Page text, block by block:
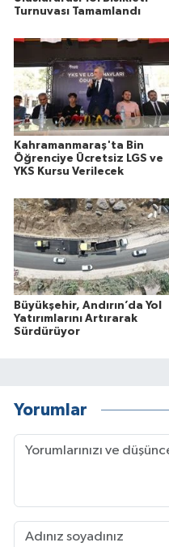
Turnuvası Tamamlandı
Kahramanmaraş'ta Bin
Öğrenciye Ücretsiz LGS ve
YKS Kursu Verilecek
Büyükşehir, Andırın’da Yol
Yatırımlarını Artırarak
Sürdürüyor
Yorumlar